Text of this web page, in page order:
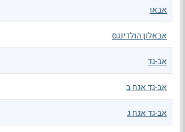
אבאו
אבאלון הולדינגס
אב-גד
אב-גד אגח ב
אב-גד אגח ג